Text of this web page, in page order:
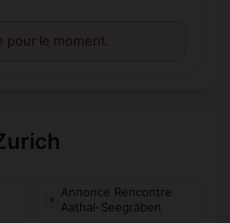
pour le moment.
Annonce Rencontre
Aathal-Seegräben